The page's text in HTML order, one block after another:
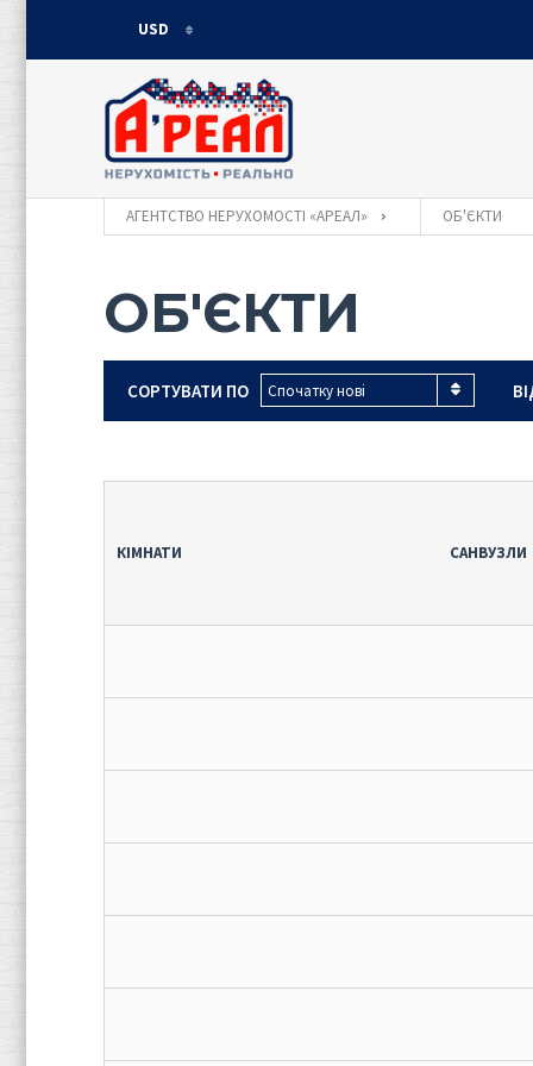
USD
UAH
АГЕНТСТВО НЕРУХОМОСТІ «АРЕАЛ» ОБ'ЄКТИ
ОБ'ЄКТИ
СОРТУВАТИ ПО Спочатку нові
КІМНАТИ САНВУЗЛИ